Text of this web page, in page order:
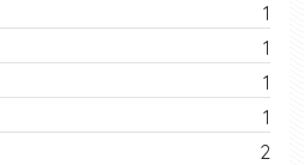
1
1
1
1
2